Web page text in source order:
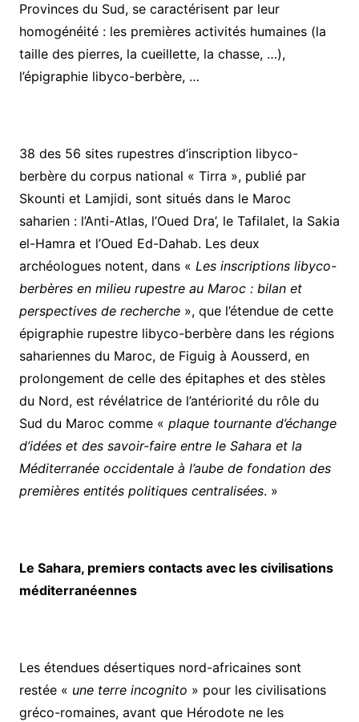
Provinces du Sud, se caractérisent par leur
homogénéité : les premières activités humaines (la
taille des pierres, la cueillette, la chasse, …),
l’épigraphie libyco-berbère, …
38 des 56 sites rupestres d’inscription libyco-
berbère du corpus national « Tirra », publié par
Skounti et Lamjidi, sont situés dans le Maroc
saharien : l’Anti-Atlas, l’Oued Dra’, le Tafilalet, la Sakia
el-Hamra et l’Oued Ed-Dahab. Les deux
archéologues notent, dans « Les inscriptions libyco-
berbères en milieu rupestre au Maroc : bilan et
perspectives de recherche », que l’étendue de cette
épigraphie rupestre libyco-berbère dans les régions
sahariennes du Maroc, de Figuig à Aousserd, en
prolongement de celle des épitaphes et des stèles
du Nord, est révélatrice de l’antériorité du rôle du
Sud du Maroc comme « plaque tournante d’échange
d’idées et des savoir-faire entre le Sahara et la
Méditerranée occidentale à l’aube de fondation des
premières entités politiques centralisées. »
Le Sahara, premiers contacts avec les civilisations
méditerranéennes
Les étendues désertiques nord-africaines sont
restée « une terre incognito » pour les civilisations
gréco-romaines, avant que Hérodote ne les